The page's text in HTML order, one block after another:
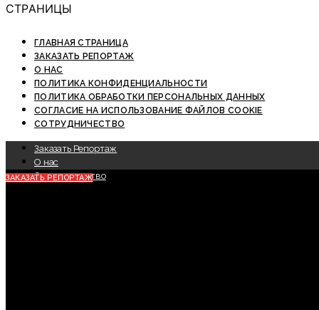
СТРАНИЦЫ
ГЛАВНАЯ СТРАНИЦА
ЗАКАЗАТЬ РЕПОРТАЖ
О НАС
ПОЛИТИКА КОНФИДЕНЦИАЛЬНОСТИ
ПОЛИТИКА ОБРАБОТКИ ПЕРСОНАЛЬНЫХ ДАННЫХ
СОГЛАСИЕ НА ИСПОЛЬЗОВАНИЕ ФАЙЛОВ COOKIE
СОТРУДНИЧЕСТВО
Заказать Репортаж
О нас
Сотрудничество
ЗАКАЗАТЬ РЕПОРТАЖ